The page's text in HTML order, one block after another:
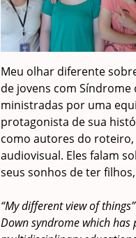
Meu olhar diferente
de jovens com
ministradas por uma
protagonista de sua
como autores do
audiovisual. Eles falam
seus sonhos de ter
“My different view of
Down syndrome which